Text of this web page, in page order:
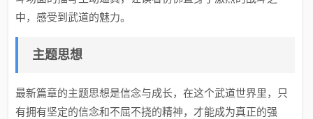
中，感受到武道的魅力。
主题思想
最新篇章的主题思想是信念与成长，在这个武道世界里，只
有拥有坚定的信念和不屈不挠的精神，才能成为真正的强